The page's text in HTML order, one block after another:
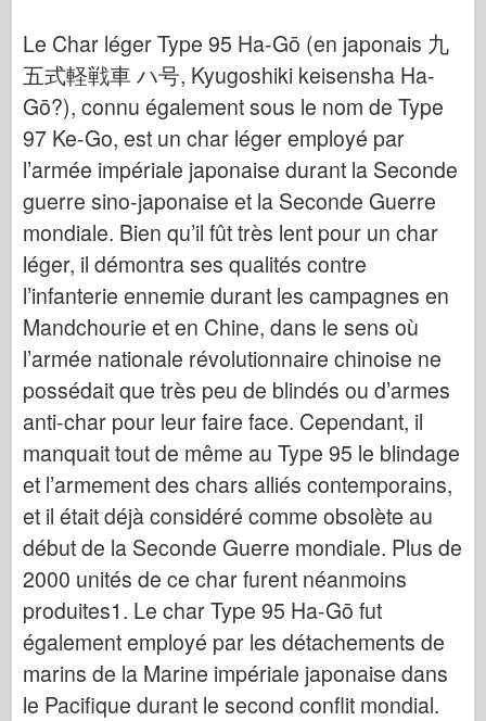
Legenda
Meng modell
Tamiya
Tristar
Trombitás
Zvezda
Albumok-Fotók
Séta körül
Könyvek
Kapcsolat
le Napló
A készletek
Le Char léger Type 95 Ha-Gō (en japonais 九
五式軽戦車 ハ号, Kyugoshiki keisensha Ha-
Gō?), connu également sous le nom de Type
97 Ke-Go, est un char léger employé par
l’armée impériale japonaise durant la Seconde
guerre sino-japonaise et la Seconde Guerre
mondiale. Bien qu’il fût très lent pour un char
léger, il démontra ses qualités contre
l’infanterie ennemie durant les campagnes en
Mandchourie et en Chine, dans le sens où
l’armée nationale révolutionnaire chinoise ne
possédait que très peu de blindés ou d’armes
anti-char pour leur faire face. Cependant, il
manquait tout de même au Type 95 le blindage
et l’armement des chars alliés contemporains,
et il était déjà considéré comme obsolète au
début de la Seconde Guerre mondiale. Plus de
2000 unités de ce char furent néanmoins
produites1. Le char Type 95 Ha-Gō fut
également employé par les détachements de
marins de la Marine impériale japonaise dans
le Pacifique durant le second conflit mondial.